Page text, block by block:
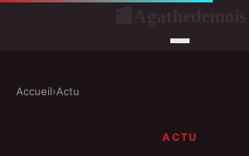
Accueil›Actu
ACTU